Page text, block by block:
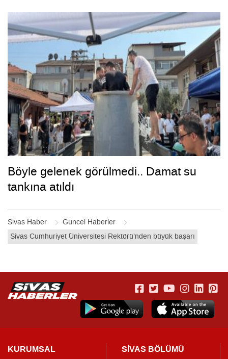
Sivas Haber
Güncel Haberler
Sivas Cumhuriyet Üniversitesi Rektörü’nden büyük başarı
Böyle gelenek görülmedi.. Damat su
tankına atıldı
KURUMSAL SİVAS BÖLÜMÜ